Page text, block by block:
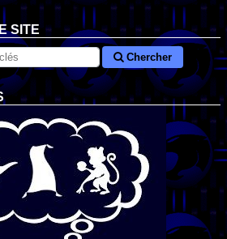
SITE
Chercher